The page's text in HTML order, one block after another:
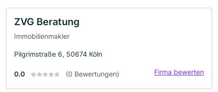
ZVG Beratung
Immobilienmakler
Pilgrimstraße 6, 50674 Köln
0.0 (0 Bewertungen) Firma bewerten